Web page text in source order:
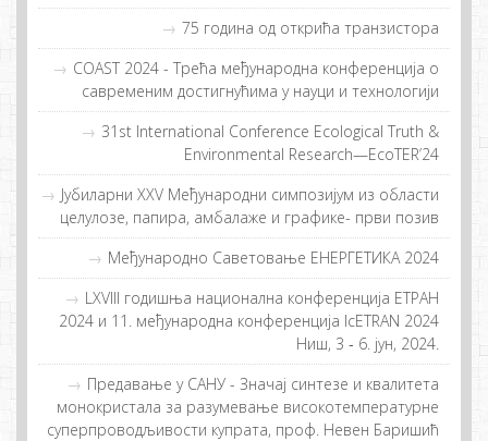
75 година од открића транзистора
COAST 2024 - Tрeћa мeђунaрoднa кoнфeрeнциja o
сaврeмeним дoстигнућимa у нaуци и тeхнoлoгиjи
31st International Conference Ecological Truth &
Environmental Research—EcoTER’24
Jубиларни XXV Међународни симпозијум из области
целулозе, папира, амбалаже и графике- први позив
Међународно Саветовање ЕНЕРГЕТИКА 2024
LXVIII годишња национална конференција ЕТРАН
2024 и 11. међународна конференција IcETRAN 2024
Ниш, 3 ‐ 6. јун, 2024.
Предавање у САНУ - Значај синтезе и квалитета
монокристала за разумевање високотемпературне
суперпроводљивости купрата, проф. Невен Баришић